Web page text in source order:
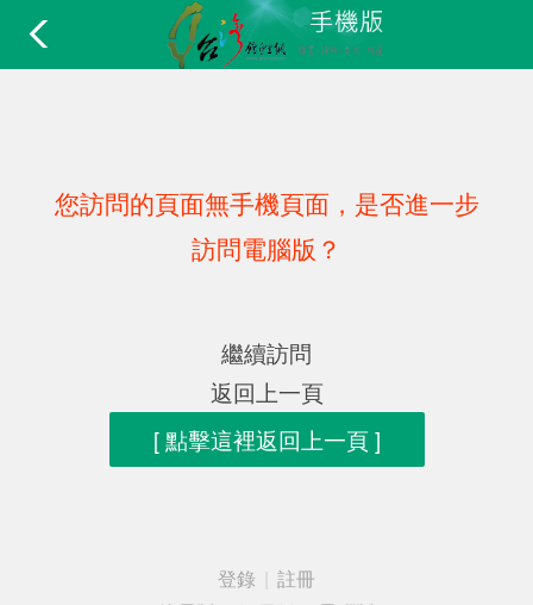
您訪問的頁面無手機頁面，是否進一步
訪問電腦版？
繼續訪問
返回上一頁
[ 點擊這裡返回上一頁 ]
登錄
註冊